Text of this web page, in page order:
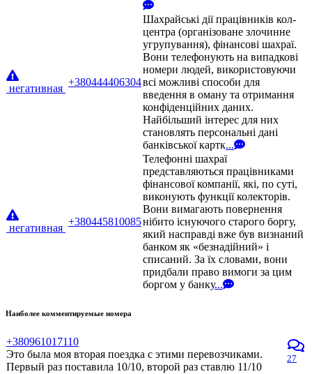
негативная
+380444406304
Шахрайські дії працівників кол-
центра (організоване злочинне
угрупування), фінансові шахраї.
Вони телефонують на випадкові
номери людей, використовуючи
всі можливі способи для
введення в оману та отримання
конфіденційних даних.
Найбільший інтерес для них
становлять персональні дані
банківської картк...
негативная
+380445810085
Телефонні шахраї
представляються працівниками
фінансової компанії, які, по суті,
виконують функції колекторів.
Вони вимагають повернення
нібито існуючого старого боргу,
який насправді вже був визнаний
банком як «безнадійний» і
списаний. За їх словами, вони
придбали право вимоги за цим
боргом у банку...
Наиболее комментируемые номера
+380961017110
Это была моя вторая поездка с этими перевозчиками.
Первый раз поставила 10/10, второй раз ставлю 11/10
27